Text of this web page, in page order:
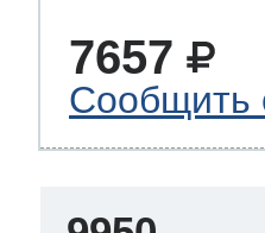
7657
Сообщить